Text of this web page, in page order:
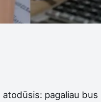
pagaliau bus